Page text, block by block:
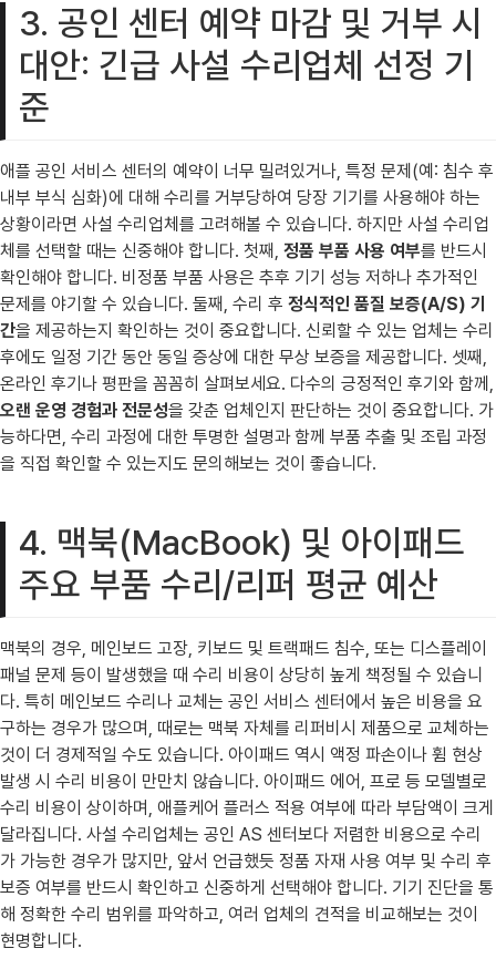
3. 공인 센터 예약 마감 및 거부 시
대안: 긴급 사설 수리업체 선정 기
준
애플 공인 서비스 센터의 예약이 너무 밀려있거나, 특정 문제(예: 침수 후
내부 부식 심화)에 대해 수리를 거부당하여 당장 기기를 사용해야 하는
상황이라면 사설 수리업체를 고려해볼 수 있습니다. 하지만 사설 수리업
체를 선택할 때는 신중해야 합니다. 첫째, 정품 부품 사용 여부를 반드시
확인해야 합니다. 비정품 부품 사용은 추후 기기 성능 저하나 추가적인
문제를 야기할 수 있습니다. 둘째, 수리 후 정식적인 품질 보증(A/S) 기
간을 제공하는지 확인하는 것이 중요합니다. 신뢰할 수 있는 업체는 수리
후에도 일정 기간 동안 동일 증상에 대한 무상 보증을 제공합니다. 셋째,
온라인 후기나 평판을 꼼꼼히 살펴보세요. 다수의 긍정적인 후기와 함께,
오랜 운영 경험과 전문성을 갖춘 업체인지 판단하는 것이 중요합니다. 가
능하다면, 수리 과정에 대한 투명한 설명과 함께 부품 추출 및 조립 과정
을 직접 확인할 수 있는지도 문의해보는 것이 좋습니다.
4. 맥북(MacBook) 및 아이패드
주요 부품 수리/리퍼 평균 예산
맥북의 경우, 메인보드 고장, 키보드 및 트랙패드 침수, 또는 디스플레이
패널 문제 등이 발생했을 때 수리 비용이 상당히 높게 책정될 수 있습니
다. 특히 메인보드 수리나 교체는 공인 서비스 센터에서 높은 비용을 요
구하는 경우가 많으며, 때로는 맥북 자체를 리퍼비시 제품으로 교체하는
것이 더 경제적일 수도 있습니다. 아이패드 역시 액정 파손이나 휨 현상
발생 시 수리 비용이 만만치 않습니다. 아이패드 에어, 프로 등 모델별로
수리 비용이 상이하며, 애플케어 플러스 적용 여부에 따라 부담액이 크게
달라집니다. 사설 수리업체는 공인 AS 센터보다 저렴한 비용으로 수리
가 가능한 경우가 많지만, 앞서 언급했듯 정품 자재 사용 여부 및 수리 후
보증 여부를 반드시 확인하고 신중하게 선택해야 합니다. 기기 진단을 통
해 정확한 수리 범위를 파악하고, 여러 업체의 견적을 비교해보는 것이
현명합니다.